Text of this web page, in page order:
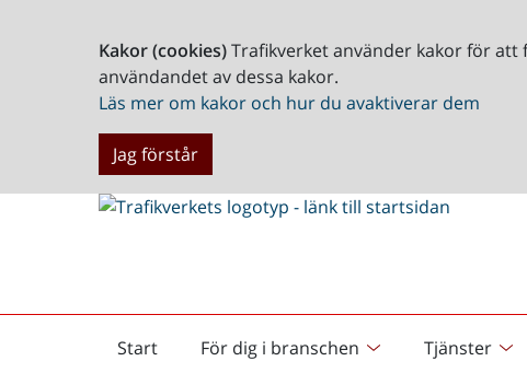
Kakor (cookies)Trafikverket använder kakor för att
användandet av dessa kakor.
Läs mer om kakor och hur du avaktiverar dem
Jag förstår
Start
Startsida För dig i branschen Tjänster